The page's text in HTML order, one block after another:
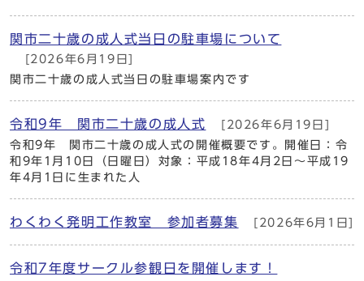
関市二十歳の成人式当日の駐車場について
[2026年6月19日]
関市二十歳の成人式当日の駐車場案内です
令和9年 関市二十歳の成人式
[2026年6月19日]
令和9年 関市二十歳の成人式の開催概要です。開催日：令
和9年1月10日（日曜日）対象：平成18年4月2日〜平成19
年4月1日に生まれた人
わくわく発明工作教室 参加者募集 [2026年6月1日]
令和7年度サークル参観日を開催します！